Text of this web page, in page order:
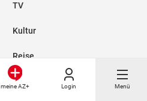
meine AZ+ Login Menü
TV
Kultur
Reise
Nachhaltigkeit